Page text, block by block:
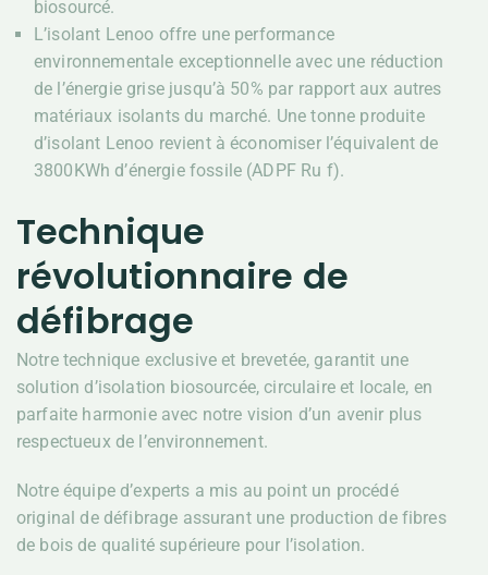
Technique
révolutionnaire de
défibrage
Notre technique exclusive et brevetée, garantit une
solution d’isolation biosourcée, circulaire et locale, en
parfaite harmonie avec notre vision d’un avenir plus
respectueux de l’environnement.
Notre équipe d’experts a mis au point un procédé
original de défibrage assurant une production de fibres
de bois de qualité supérieure pour l’isolation.
biosourcé.
L’isolant Lenoo offre une performance
environnementale exceptionnelle avec une réduction
de l’énergie grise jusqu’à 50% par rapport aux autres
matériaux isolants du marché. Une tonne produite
d’isolant Lenoo revient à économiser l’équivalent de
3800KWh d’énergie fossile (ADPF Ru f).